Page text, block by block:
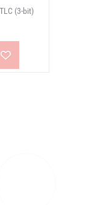
(3-bit)